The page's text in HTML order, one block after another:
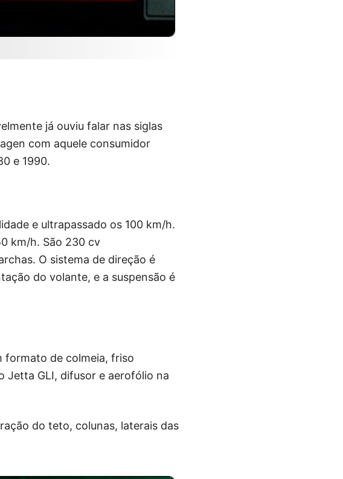
já ouviu falar nas siglas
com aquele consumidor
e 1990.
e ultrapassado os 100 km/h.
km/h. São 230 cv
O sistema de direção é
do volante, e a suspensão é
formato de colmeia, friso
Jetta GLI, difusor e aerofólio na
do teto, colunas, laterais das